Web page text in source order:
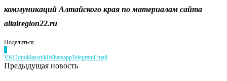
коммуникаций Алтайского края по материалам сайта
altairegion22.ru
Поделиться
VKOdnoklassnikiWhatsappTelegramEmail
Предыдущая новость